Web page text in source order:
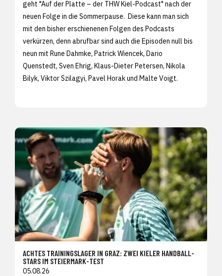
geht "Auf der Platte – der THW Kiel-Podcast" nach der
neuen Folge in die Sommerpause. Diese kann man sich
mit den bisher erschienenen Folgen des Podcasts
verkürzen, denn abrufbar sind auch die Episoden null bis
neun mit Rune Dahmke, Patrick Wiencek, Dario
Quenstedt, Sven Ehrig, Klaus-Dieter Petersen, Nikola
Bilyk, Viktor Szilagyi, Pavel Horak und Malte Voigt.
ACHTES TRAININGSLAGER IN GRAZ: ZWEI KIELER HANDBALL-
STARS IM STEIERMARK-TEST
05.08.26